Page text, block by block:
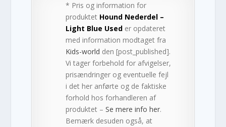
* Pris og information for
produktet Hound Nederdel –
Light Blue Used er opdateret
med information modtaget fra
Kids-world den [post_published].
Vi tager forbehold for afvigelser,
prisændringer og eventuelle fejl
i det her anførte og de faktiske
forhold hos forhandleren af
produktet –Se mere info her.
Bemærk desuden også, at